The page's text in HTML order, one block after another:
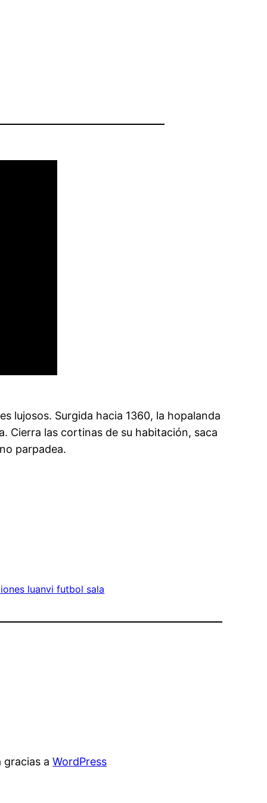
lujosos. Surgida hacia 1360, la hopalanda
Cierra las cortinas de su habitación, saca
parpadea.
luanvi futbol sala
gracias aWordPress